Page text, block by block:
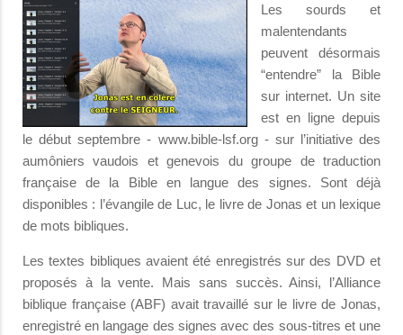
Les sourds et
malentendants
peuvent désormais
“entendre” la Bible
sur internet. Un site
est en ligne depuis
le début septembre - www.bible-lsf.org - sur l’initiative des
aumôniers vaudois et genevois du groupe de traduction
française de la Bible en langue des signes. Sont déjà
disponibles : l’évangile de Luc, le livre de Jonas et un lexique
de mots bibliques.
Les textes bibliques avaient été enregistrés sur des DVD et
proposés à la vente. Mais sans succès. Ainsi, l’Alliance
biblique française (ABF) avait travaillé sur le livre de Jonas,
enregistré en langage des signes avec des sous-titres et une